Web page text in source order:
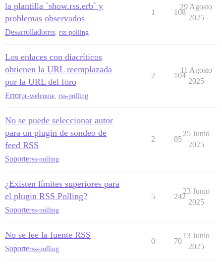
la plantilla `show.rss.erb` y
problemas observados
Desarrolladorrss rss-polling
1 108
29 Agosto
2025
Los enlaces con diacríticos
obtienen la URL reemplazada
por la URL del foro
Errorpr-welcome rss-polling
2 104
11 Agosto
2025
No se puede seleccionar autor
para un plugin de sondeo de
feed RSS
Soporterss-polling
2 85
25 Junio
2025
¿Existen límites superiores para
el plugin RSS Polling?
Soporterss-polling
5 242
23 Junio
2025
No se lee la fuente RSS
Soporterss-polling
0 70
13 Junio
2025